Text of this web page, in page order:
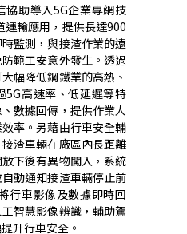
協助導入5G企業專網技
運輸應用，提供長達900
監測，與接渣作業的遠
範工安意外發生。透過
幅降低鋼鐵業的高熱、
5G高速率、低延遲等特
數據回傳，提供作業人
率。另藉由行車安全輔
渣車輛在廠區內長距離
下後有異物闖入，系統
動通知接渣車輛停止前
行車影像及數據即時回
智慧影像辨識，輔助駕
升行車安全。